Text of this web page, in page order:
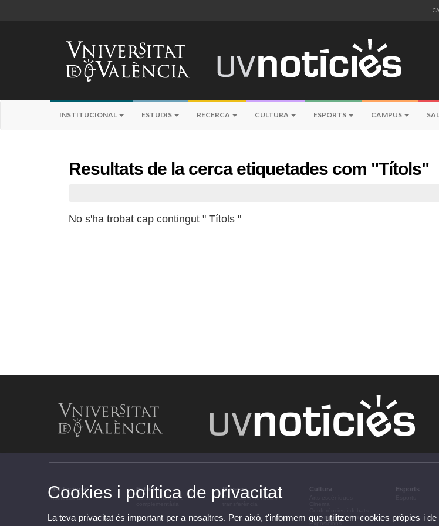
INSTITUCIONAL ESTUDIS RECERCA CULTURA ESPORTS CAMPUS
Resultats de la cerca etiquetades com "Títols"
No s'ha trobat cap contingut " Títols "
Institucional
Institucional
Estudis
Estudis i formació
Recerca
Recerca, innovació i
Cultura
Congressos i jornades
Exposicions
Esports
Cookies i política de privacitat
La teva privacitat és important per a nosaltres. Per això, t'informem que utilitzem cookies pròpies i